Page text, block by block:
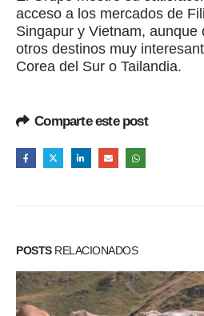
acceso a los mercados de
Singapur y Vietnam, aunque
otros destinos muy
Corea del Sur o Tailandia.
Comparte este post
POSTSRELACIONADOS